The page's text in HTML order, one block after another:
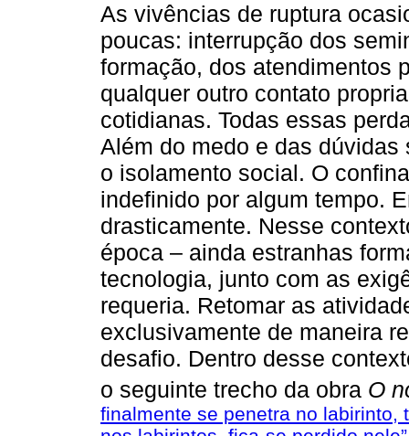
As vivências de ruptura
poucas: interrupção dos
formação, dos atendimentos
qualquer outro contato
cotidianas. Todas essas
Além do medo e das
o isolamento social. O
indefinido por algum tempo.
drasticamente. Nesse
época – ainda estranhas
tecnologia, junto com as
requeria. Retomar as
exclusivamente de maneira
desafio. Dentro desse
o seguinte trecho da obra O
finalmente se penetra no